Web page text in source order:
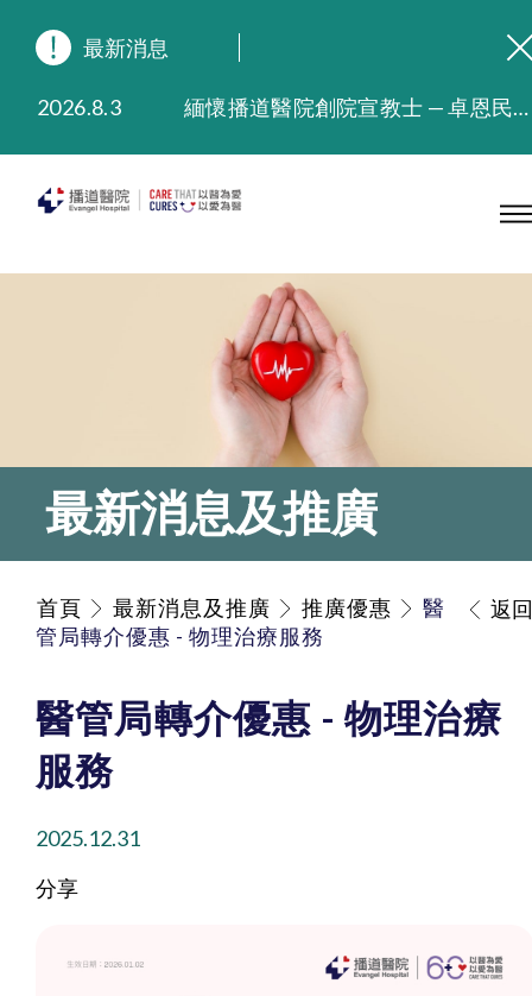
最新消息
2026.8.3
緬懷播道醫院創院宣教士 — 卓恩民醫生香港追思會
2025.9.23
本院在暴雨或颱風警告信號 (包括黑色暴雨及8號或以上熱帶氣旋警告信號) 下，仍會維持有限度服務。如有查詢，可致電2711 5222。
2025.7.21
播道醫院手機App已推出查閱病歷記錄及求診資料功能，請即下載
最新消息及推廣
首頁 最新消息及推廣 推廣優惠
醫
管局轉介優惠 - 物理治療服務
返回
醫管局轉介優惠 - 物理治療
服務
2025.12.31
分享